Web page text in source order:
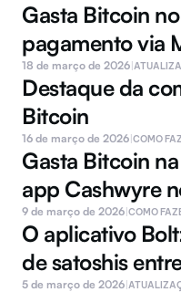
Gasta Bitcoin
pagamento via
18 de março de 2026|
Destaque da
Bitcoin
16 de março de 2026|COMO
Gasta Bitcoin
app Cashwyre
9 de março de 2026|COMO
O aplicativo
de satoshis
5 de março de 2026|